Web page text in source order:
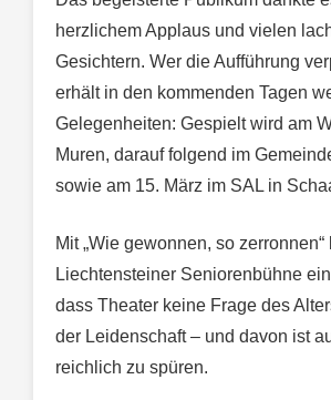
herzlichem Applaus und vielen
Gesichtern. Wer die Aufführung
erhält in den kommenden Tagen
Gelegenheiten: Gespielt wird am
Muren, darauf folgend im
sowie am 15. März im SAL in
Mit „Wie gewonnen, so
Liechtensteiner Seniorenbühne
dass Theater keine Frage des
der Leidenschaft – und davon ist
reichlich zu spüren.